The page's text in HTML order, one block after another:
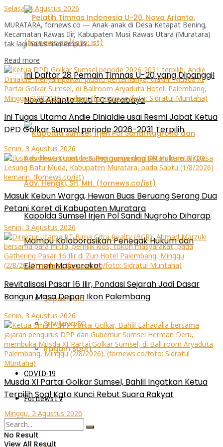
Ini Daftar 28 Pemain Timnas U-20 yang Dipanggil
Nova Arianto Ikuti TC Surabaya
Kapolda Sumsel Irjen Pol Sandi Nugroho Diharap
Mampu Kolaborasikan Penegak Hukum dan
Elemen Masyarakat
Sepak Bola
Sriwijaya FC
Ragam Sport
COVID-19
FornewsTv
Lain-lain
Selasa, 4 Agustus 2026
MURATARA, fornews.co — Anak-anak di Desa Ketapat Bening,
Kecamatan Rawas Ilir, Kabupaten Musi Rawas Utara (Muratara)
tak lagi harus menempuh...
Read more
Ini Tugas Utama Andie Dinialdie usai Resmi Jabat Ketua
DPD Golkar Sumsel periode 2026-2031 Terpilih
Senin, 3 Agustus 2026
Masuk Kebun Warga, Hewan Buas Beruang Serang Dua
Petani Karet di Kabupaten Muratara
Senin, 3 Agustus 2026
Revitalisasi Pasar 16 Ilir, Pondasi Sejarah Jadi Dasar
Bangun Masa Depan Ikon Palembang
Senin, 3 Agustus 2026
Musda XI Partai Golkar Sumsel, Bahlil Ingatkan Ketua
Terpilih Soal Kata Kunci Rebut Suara Rakyat
Minggu, 2 Agustus 2026
No Result
View All Result